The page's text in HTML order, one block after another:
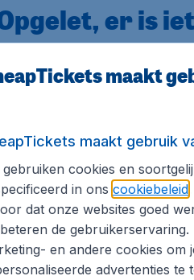
er is
informatie
maakt
maakt gebruik
gebruiken cookies en
in ons cookiebeleid
dat onze websites goed
de gebruikerservaring.
en andere cookies om
advertenties